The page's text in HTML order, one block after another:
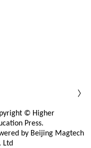
〉
© Higher
Press.
by Beijing Magtech
Ltd